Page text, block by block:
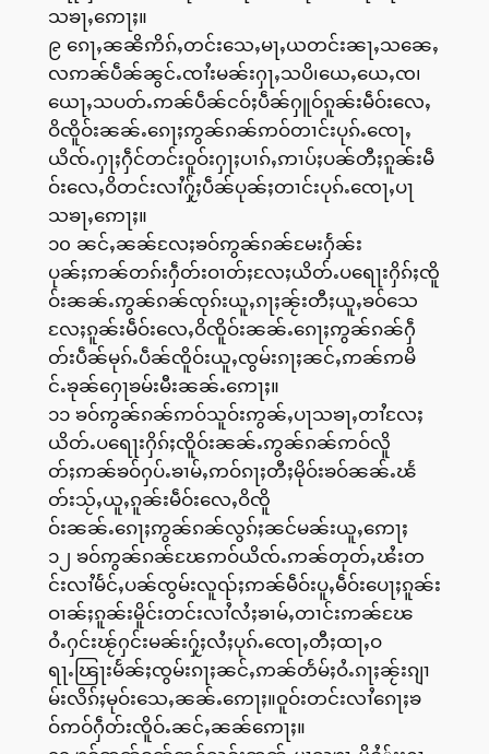
သၶႃႇဢေႃႈ။
၉ ၵေႃႇၼၼိဢိၵ်ႇတင်းသေႇမႃႇယတင်းၼႃႇသၼေႇ
လဢၼ်ပဵၼ်ၼွင်ႉၸၢႆးမၼ်းႁႃႇသပိ၊ယေႇယေႇၸ၊
ယေႃႇသပတ်ႉဢၼ်ပဵၼ်ငဝ်ႈပဵၼ်ႁူဝ်ၵူၼ်းမဵဝ်းလေႇ
ဝိၸိူဝ်းၼၼ်ႉၵေႃႈဢွၼ်ၵၼ်ဢဝ်တၢင်းပုၵ်ႉၸေႃႇ
ယိၸ်ႉႁႃႈႁဵင်တင်းဝူဝ်းႁႃႈပၢၵ်ႇဢၢပ်ႈပၼ်တီႈၵူၼ်းမဵ
ဝ်းလေႇဝိတင်းလၢႆႁႂ်ႈပဵၼ်ပုၼ်ႈတၢင်းပုၵ်ႉၸေႃႇပႃ
သၶႃႇဢေႃႈ။
၁၀ ၼင်ႇၼၼ်လႄႈၶဝ်ဢွၼ်ၵၼ်မႄးႁႅၼ်း
ပုၼ်ႈဢၼ်တၵ်းႁဵတ်းဝၢတ်ႈလႄႈယိတ်ႉပရေႃးႁိၵ်ႈၸိူ
ဝ်းၼၼ်ႉဢွၼ်ၵၼ်ၸုၵ်းယူႇၵႃႈၼႂ်းတီႈယူႇၶဝ်သေ
လႄႈၵူၼ်းမဵဝ်းလေႇဝိၸိူဝ်းၼၼ်ႉၵေႃႈဢွၼ်ၵၼ်ႁဵ
တ်းပဵၼ်မုၵ်ႉပဵၼ်ၸိူဝ်းယူႇၸွမ်းၵႃႈၼင်ႇဢၼ်ဢမိ
င်ႉၶုၼ်ႁေႃၶမ်းမီးၼၼ်ႉဢေႃႈ။
၁၁ ၶဝ်ဢွၼ်ၵၼ်ဢဝ်သူဝ်းဢွၼ်ႇပႃသၶႃႇတၢႆလႄႈ
ယိတ်ႉပရေႃးႁိၵ်ႈၸိူဝ်းၼၼ်ႉဢွၼ်ၵၼ်ဢဝ်လိူ
တ်ႈဢၼ်ၶဝ်ႁပ်ႉၶၢမ်ႇဢဝ်ၵႃႈတီႈမိုဝ်းၶဝ်ၼၼ်ႉၽႅ
တ်းသႂ်ႇယူႇၵူၼ်းမဵဝ်းလေႇဝိၸိူ
ဝ်းၼၼ်ႉၵေႃႈဢွၼ်ၵၼ်လွၵ်ႈၼင်မၼ်းယူႇဢေႃႈ
၁၂ ၶဝ်ဢွၼ်ၵၼ်ၽႄဢဝ်ယိၸ်ႉဢၼ်တုတ်ႇၽႆးတ
င်းလၢႆမႅင်ႇပၼ်ၸွမ်းလူၺ်ႈဢၼ်မဵဝ်းပူႇမဵဝ်းပေႃႈၵူၼ်း
ဝၢၼ်ႈၵူၼ်းမိူင်းတင်းလၢႆလႆႈၶၢမ်ႇတၢင်းဢၼ်ၽႄ
ဝႆႉႁင်းၽႂ်ႁင်းမၼ်းႁႂ်ႈလႆႈပုၵ်ႉၸေႃႇတီႈထႃႇဝ
ရႃႉၽြႃးမႅၼ်ႈၸွမ်းၵႃႈၼင်ႇဢၼ်တႅမ်ႈဝႆႉၵႃႈၼႂ်းၵျၢ
မ်းလိၵ်ႈမုဝ်းသေႇၼၼ်ႉဢေႃႈ။ဝူဝ်းတင်းလၢႆၵေႃႈၶ
ဝ်ဢဝ်ႁဵတ်းၸိူဝ်ႉၼင်ႇၼၼ်ဢေႃႈ။